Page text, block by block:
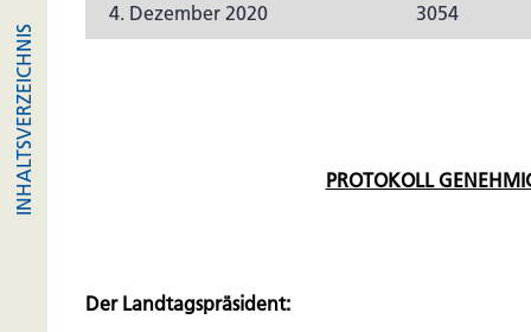
INHALTSVERZEICHNIS
4. Dezember 2020 3054
PROTOKOLL
Der Landtagspräsident: